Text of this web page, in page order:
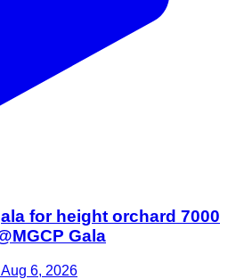
for height orchard 7000
Gala
6, 2026